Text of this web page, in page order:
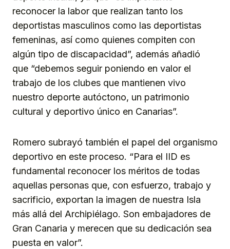
reconocer la labor que realizan tanto los
deportistas masculinos como las deportistas
femeninas, así como quienes compiten con
algún tipo de discapacidad”, además añadió
que “debemos seguir poniendo en valor el
trabajo de los clubes que mantienen vivo
nuestro deporte autóctono, un patrimonio
cultural y deportivo único en Canarias”.
Romero subrayó también el papel del organismo
deportivo en este proceso. “Para el IID es
fundamental reconocer los méritos de todas
aquellas personas que, con esfuerzo, trabajo y
sacrificio, exportan la imagen de nuestra Isla
más allá del Archipiélago. Son embajadores de
Gran Canaria y merecen que su dedicación sea
puesta en valor”.